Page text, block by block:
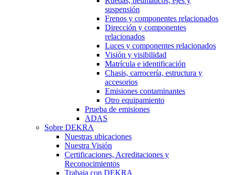
suspensión
Frenos y componentes relacionados
Dirección y componentes
relacionados
Luces y componentes relacionados
Visión y visibilidad
Matrícula e identificación
Chasis, carrocería, estructura y
accesorios
Emisiones contaminantes
Otro equipamiento
Prueba de emisiones
ADAS
Sobre DEKRA
Nuestras ubicaciones
Nuestra Visión
Certificaciones, Acreditaciones y
Reconocimientos
Trabaja con DEKRA